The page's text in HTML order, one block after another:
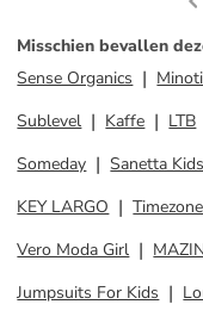
Misschien bevallen
Sense Organics
Minoti
Sublevel
Kaffe LTB
Someday
Sanetta
KEY LARGO
Timezone
Vero Moda Girl
Jumpsuits For Kids